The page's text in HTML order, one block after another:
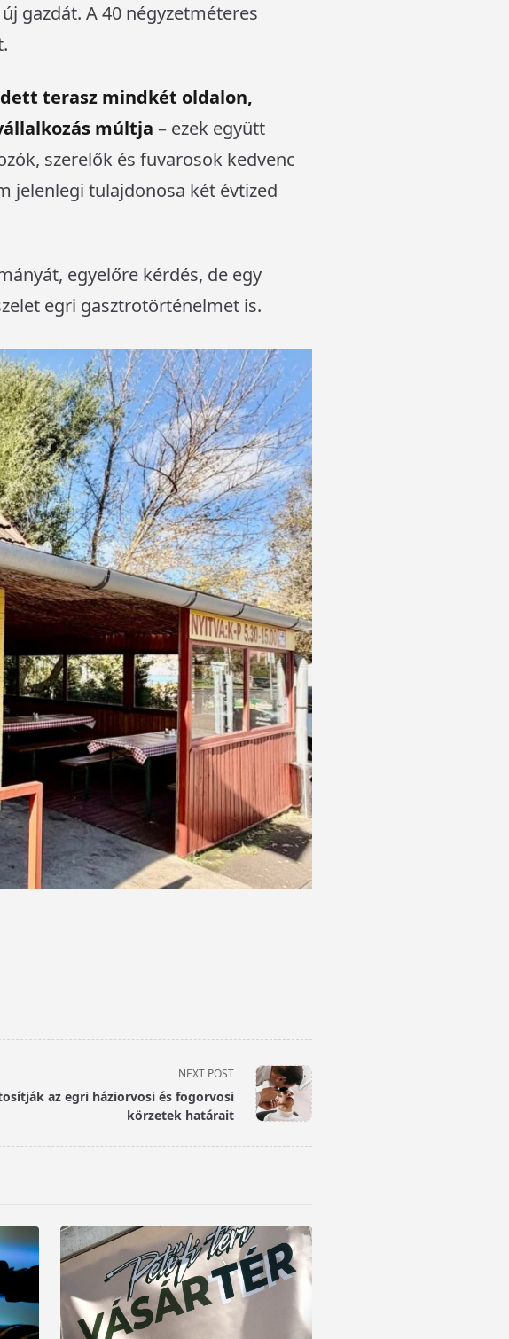
gazdát. A 40 négyzetméteres
terasz mindkét oldalon,
múltja – ezek együtt
szerelők és fuvarosok kedvenc
jelenlegi tulajdonosa két évtized
egyelőre kérdés, de egy
egri gasztrotörténelmet is.
NEXT POST
az egri háziorvosi és fogorvosi
körzetek határait